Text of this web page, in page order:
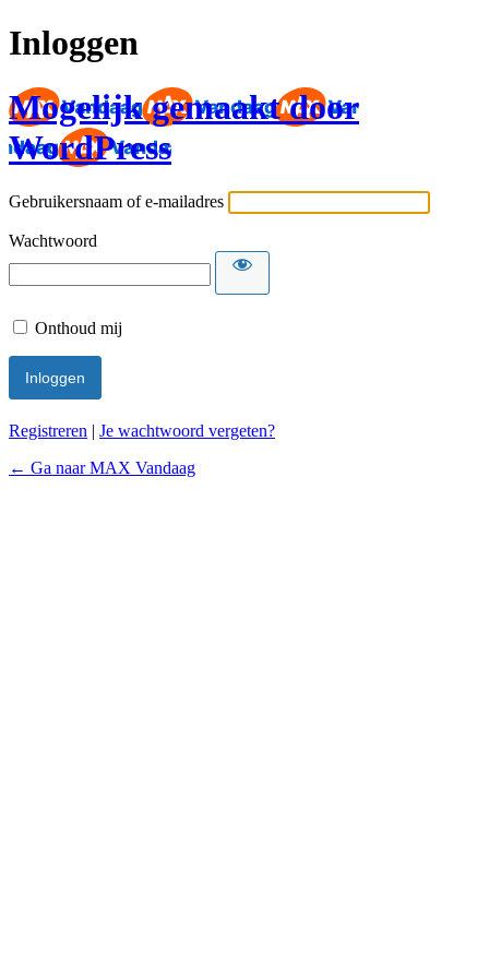
Inloggen
Mogelijk gemaakt door
WordPress
Gebruikersnaam of e-mailadres
Wachtwoord
Onthoud mij
Registreren | Je wachtwoord vergeten?
← Ga naar MAX Vandaag